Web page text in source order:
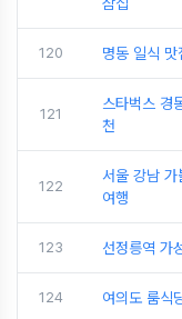
120 명동 일식
121
스타벅스 경
천
122
서울 강남 가
여행
123 선정릉역 가
124 여의도 룸식